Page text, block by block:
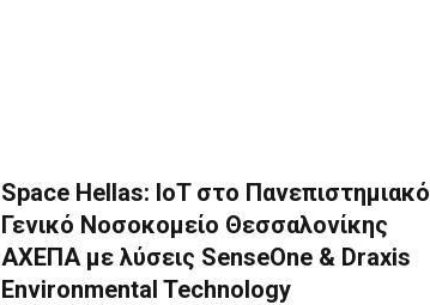
Space Hellas: IoT στο Πανεπιστημιακό
Γενικό Νοσοκομείο Θεσσαλονίκης
ΑΧΕΠΑ με λύσεις SenseOne & Draxis
Environmental Technology